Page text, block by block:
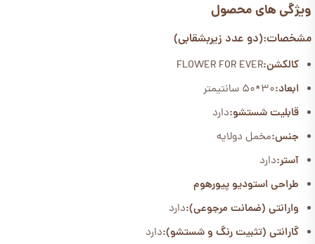
ویژگی های محصول
مشخصات:(دو عدد زیربشقابی)
کالکشن:FLOWER FOR EVER
ابعاد:30*50 سانتیمتر
قابلیت شستشو:دارد
جنس:مخمل دولایه
آستر:دارد
طراحی استودیو پیورهوم
وارانتی (ضمانت مرجوعی):دارد
گارانتی (تثبیت رنگ و شستشو):دارد